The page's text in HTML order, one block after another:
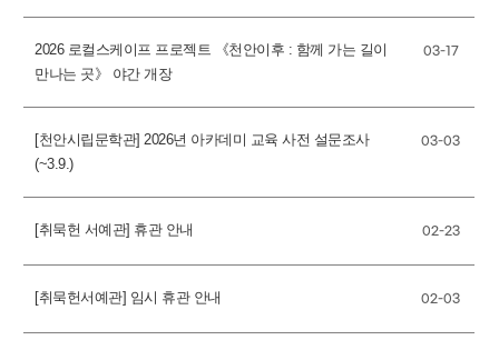
2026 로컬스케이프 프로젝트 《천안이후 : 함께 가는 길이
만나는 곳》 야간 개장
03-17
[천안시립문학관] 2026년 아카데미 교육 사전 설문조사
(~3.9.)
03-03
[취묵헌 서예관] 휴관 안내 02-23
[취묵헌서예관] 임시 휴관 안내 02-03